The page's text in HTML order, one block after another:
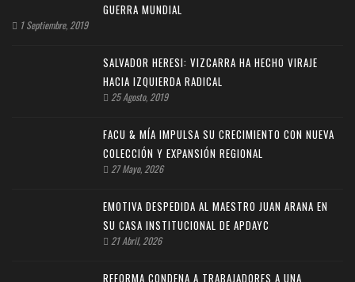
GUERRA MUNDIAL
1 Septiembre, 2019
SALVADOR HERESI: VIZCARRA HA HECHO VIRAJE
HACIA IZQUIERDA RADICAL
25 Agosto, 2019
FACU & MÍA IMPULSA SU CRECIMIENTO CON NUEVA
COLECCIÓN Y EXPANSIÓN REGIONAL
27 Mayo, 2026
EMOTIVA DESPEDIDA AL MAESTRO JUAN ARANA EN
SU CASA INSTITUCIONAL DE APDAYC
21 Abril, 2026
REFORMA CONDENA A TRABAJADORES A UNA